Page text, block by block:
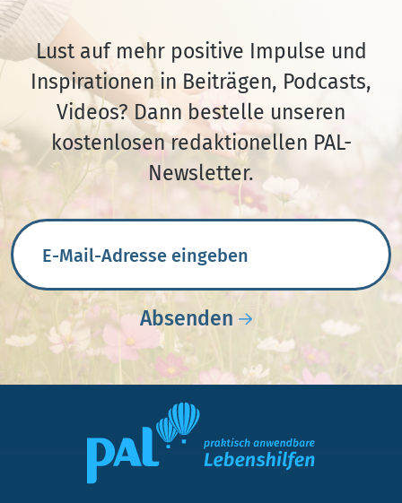
Lust auf mehr positive Impulse und
Inspirationen in Beiträgen, Podcasts,
Videos? Dann bestelle unseren
kostenlosen redaktionellen PAL-
Newsletter.
E-Mail-Adresse
Absenden